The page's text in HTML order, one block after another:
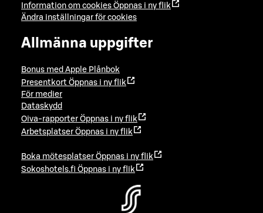
Information om cookies Öppnas i ny flik
Ändra inställningar för cookies
Allmänna uppgifter
Bonus med Apple Plånbok
Presentkort Öppnas i ny flik
För medier
Dataskydd
Oiva-rapporter Öppnas i ny flik
Arbetsplatser Öppnas i ny flik
Boka mötesplatser Öppnas i ny flik
Sokoshotels.fi Öppnas i ny flik